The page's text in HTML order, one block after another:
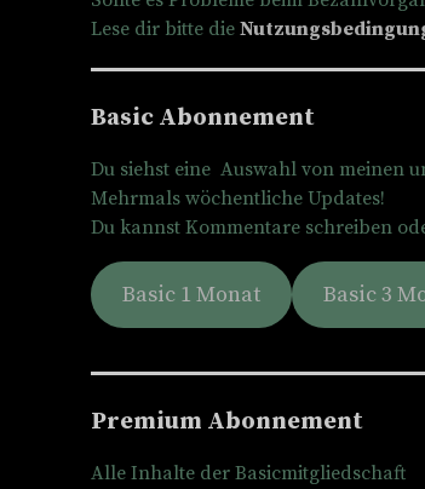
Lese dir bitte die
Basic Abonnement
Du siehst eine Auswahl von meinen
Mehrmals wöchentliche Updates!
Du kannst Kommentare schreiben
Basic 1 Monat Basic 3
Premium Abonnement
Alle Inhalte der Basicmitgliedschaft